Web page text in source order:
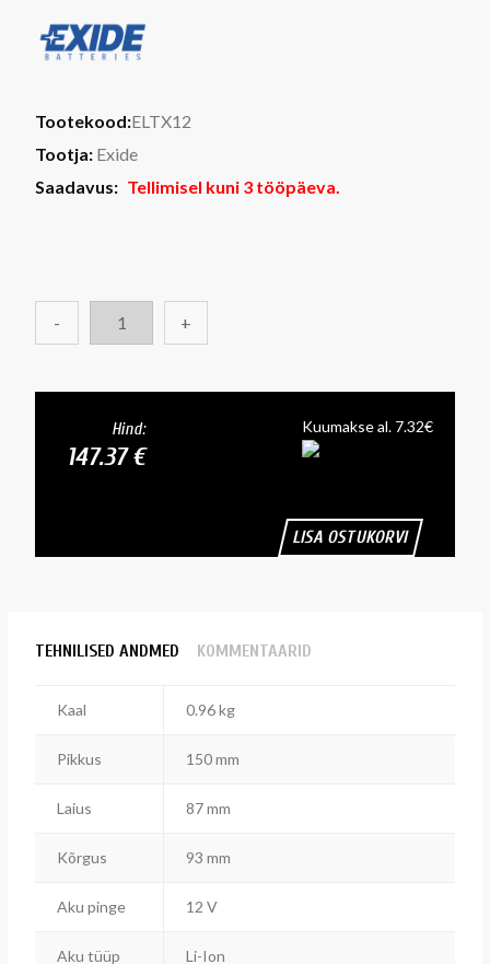
Tootekood:ELTX12
Tootja: Exide
Saadavus: Tellimisel kuni 3 tööpäeva.
- +
Hind:
147.37 €
Kuumakse al. 7.32€
LISA OSTUKORVI
TEHNILISED ANDMED KOMMENTAARID
Kaal 0.96 kg
Pikkus 150 mm
Laius 87 mm
Kõrgus 93 mm
Aku pinge 12 V
Aku tüüp Li-Ion